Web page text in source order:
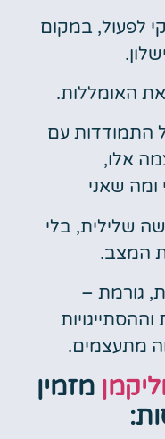
לפעול, במקום
האומללות.
התמודדות עם
אלו,
ומה שאני
שלילית, בלי
המצב.
גורמת –
מתעצמים.
מזמין